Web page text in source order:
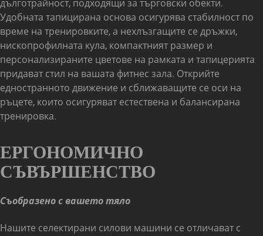
дълготрайност, подходящи за търговски обекти.
Удобната тапицирана основа осигурява стабилност по
време на тренировките, а нехлъзгащите се дръжки,
нископрофилната кула, компактният размер и
персонализираните цветове на рамката и тапицерията
придават стил на вашата фитнес зала. Открийте
едностранното движение и сближаващите се оси на
ръцете, които осигуряват естествена и балансирана
тренировка.
ЕРГОНОМИЧНО
СЪВЪРШЕНСТВО
Съобразено с вашето тяло
Нашите селектирани силови машини се отличават с